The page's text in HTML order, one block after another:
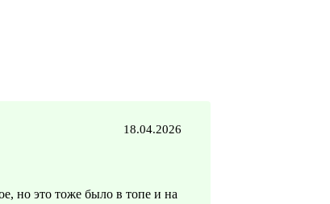
18.04.2026
но это тоже было в топе и на